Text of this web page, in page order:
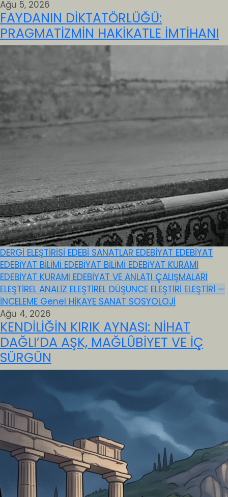
Ağu 5, 2026
FAYDANIN DİKTATÖRLÜĞÜ:
PRAGMATİZMİN HAKİKATLE İMTİHANI
DERGİ ELEŞTİRİSİ EDEBİ SANATLAR EDEBİYAT EDEBİYAT
EDEBİYAT BİLİMİ EDEBİYAT BİLİMİ EDEBİYAT KURAMI
EDEBİYAT KURAMI EDEBİYAT VE ANLATI ÇALIŞMALARI
ELEŞTİREL ANALİZ ELEŞTİREL DÜŞÜNCE ELEŞTİRİ ELEŞTİRİ —
İNCELEME Genel HİKAYE SANAT SOSYOLOJİ
Ağu 4, 2026
KENDİLİĞİN KIRIK AYNASI: NİHAT
DAĞLI’DA AŞK, MAĞLÛBİYET VE İÇ
SÜRGÜN